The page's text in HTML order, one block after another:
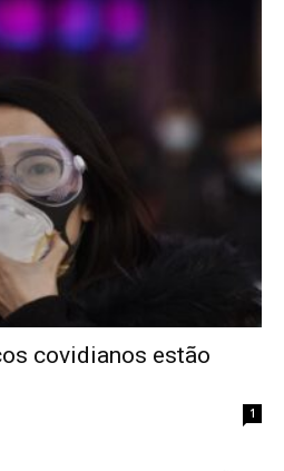
covidianos estão
1